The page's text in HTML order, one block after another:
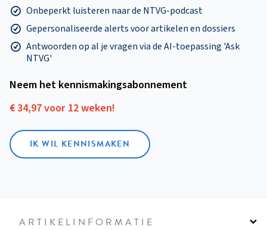
Onbeperkt luisteren naar de NTVG-podcast
Gepersonaliseerde alerts voor artikelen en dossiers
Antwoorden op al je vragen via de AI-toepassing 'Ask
NTVG'
Neem het kennismakings­abonnement
€ 34,97 voor 12 weken!
IK WIL KENNISMAKEN
ARTIKELINFORMATIE